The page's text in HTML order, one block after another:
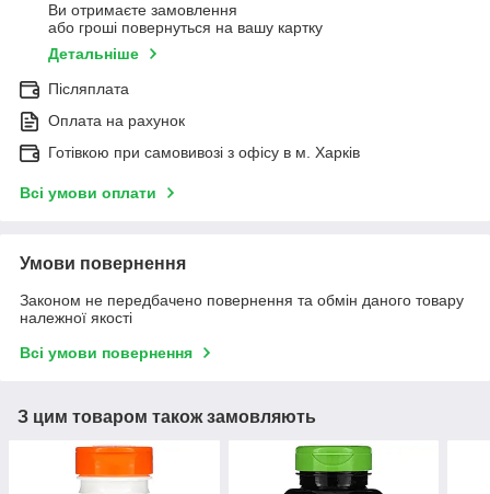
Ви отримаєте замовлення
або гроші повернуться на вашу картку
Детальніше
Післяплата
Оплата на рахунок
Готівкою при самовивозі з офісу в м. Харків
Всі умови оплати
Умови повернення
Законом не передбачено повернення та обмін даного товару
належної якості
Всі умови повернення
З цим товаром також замовляють